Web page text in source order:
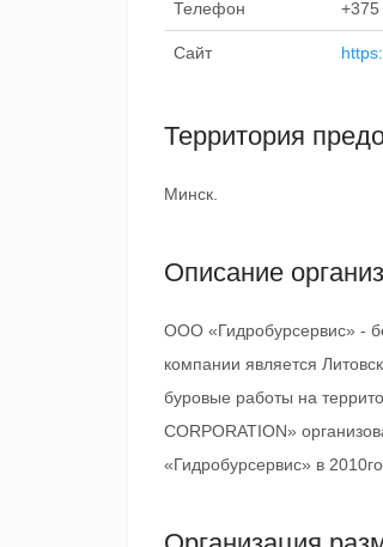
Телефон +375
Сайт
Территория
Минск.
Описание
ООО «Гидробурсервис» -
компании является
буровые работы на
CORPORATION»
«Гидробурсервис» в